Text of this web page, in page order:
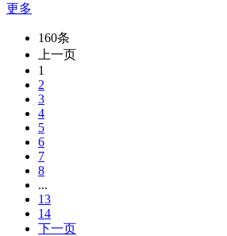
更多
160条
上一页
1
2
3
4
5
6
7
8
...
13
14
下一页